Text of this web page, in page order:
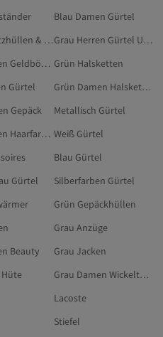
Blau Damen Gürtel
Grau Schutzhüllen & Etuis
Grau Herren Gürtel Und Hosenträger
Grau Damen Geldbörsen Grün Halsketten
Gürtel
Grün Damen Halsketten
Gepäck
Metallisch Gürtel
Grau Damen Haarfarben Weiß Gürtel
Blau Gürtel
Gürtel
Silberfarben Gürtel
Grün Gepäckhüllen
Grau Anzüge
Beauty
Grau Jacken
Hüte
Grau Damen Wickeltaschen
Lacoste
Stiefel